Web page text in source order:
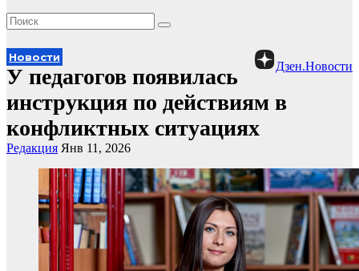
Дзен.Новости
Новости
У педагогов появилась
инструкция по действиям в
конфликтных ситуациях
Редакция Янв 11, 2026